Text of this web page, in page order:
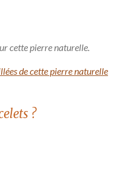
cette pierre naturelle.
de cette pierre naturelle
?